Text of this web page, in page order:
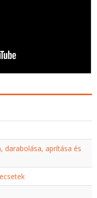
darabolása, aprítása és